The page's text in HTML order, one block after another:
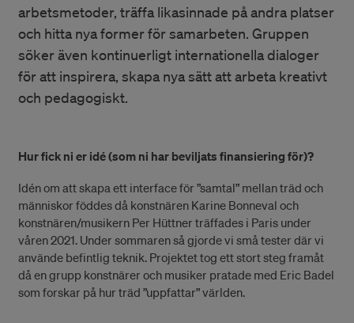
arbetsmetoder, träffa likasinnade på andra platser
och hitta nya former för samarbeten. Gruppen
söker även kontinuerligt internationella dialoger
för att inspirera, skapa nya sätt att arbeta kreativt
och pedagogiskt.
Hur fick ni er idé (som ni har beviljats finansiering för)?
Idén om att skapa ett interface för ”samtal” mellan träd och
människor föddes då konstnären Karine Bonneval och
konstnären/musikern Per Hüttner träffades i Paris under
våren 2021. Under sommaren så gjorde vi små tester där vi
använde befintlig teknik. Projektet tog ett stort steg framåt
då en grupp konstnärer och musiker pratade med Eric Badel
som forskar på hur träd ”uppfattar” världen.